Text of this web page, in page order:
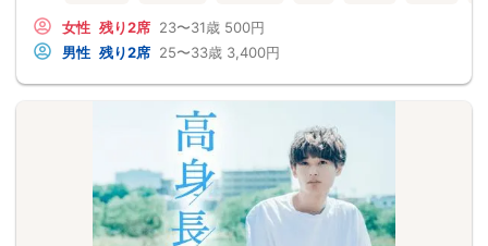
女性 残り2席 23〜31歳 500円
男性 残り2席 25〜33歳 3,400円